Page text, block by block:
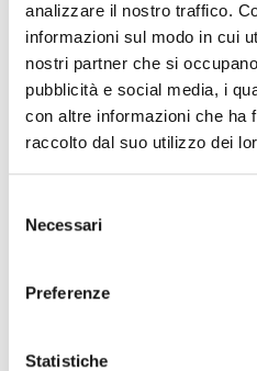
analizzare il nostro traffico.
informazioni sul modo in cui
nostri partner che si
pubblicità e social media, i
con altre informazioni che ha
raccolto dal suo utilizzo dei
delNecessari
Preferenze
Statistiche
The editorial team is not
changes in the program of
cancellation, variation,
event you can write to